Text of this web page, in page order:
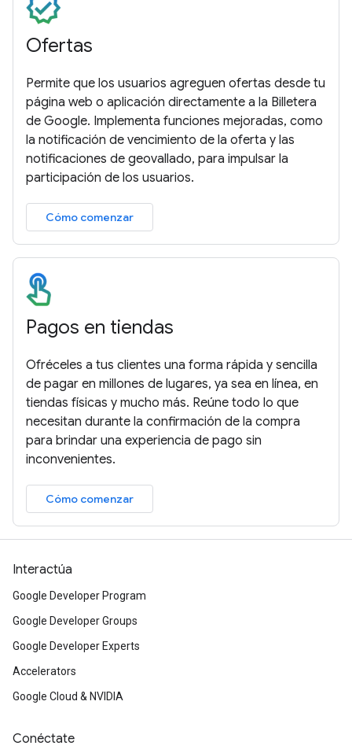
Ofertas
Permite que los usuarios agreguen ofertas desde tu
página web o aplicación directamente a la Billetera
de Google. Implementa funciones mejoradas, como
la notificación de vencimiento de la oferta y las
notificaciones de geovallado, para impulsar la
participación de los usuarios.
Cómo comenzar
Pagos en tiendas
Ofréceles a tus clientes una forma rápida y sencilla
de pagar en millones de lugares, ya sea en línea, en
tiendas físicas y mucho más. Reúne todo lo que
necesitan durante la confirmación de la compra
para brindar una experiencia de pago sin
inconvenientes.
Cómo comenzar
Interactúa
Google Developer Program
Google Developer Groups
Google Developer Experts
Accelerators
Google Cloud & NVIDIA
Conéctate